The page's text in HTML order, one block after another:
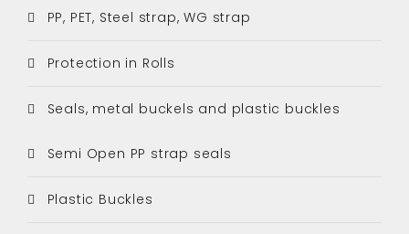
PP, PET, Steel strap, WG strap
Protection in Rolls
Seals, metal buckels and plastic buckles
Semi Open PP strap seals
Plastic Buckles